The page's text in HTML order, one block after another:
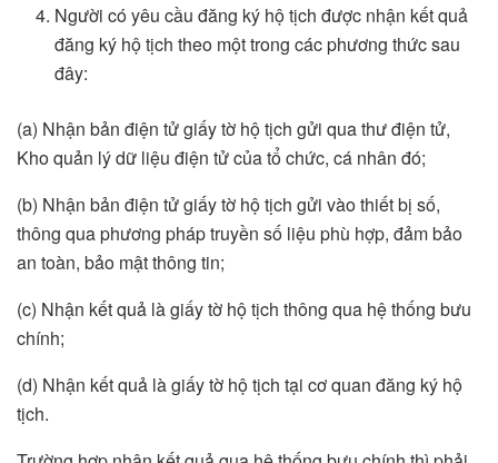
Người có yêu cầu đăng ký hộ tịch được nhận kết quả
đăng ký hộ tịch theo một trong các phương thức sau
đây:
(a) Nhận bản điện tử giấy tờ hộ tịch gửi qua thư điện tử,
Kho quản lý dữ liệu điện tử của tổ chức, cá nhân đó;
(b) Nhận bản điện tử giấy tờ hộ tịch gửi vào thiết bị số,
thông qua phương pháp truyền số liệu phù hợp, đảm bảo
an toàn, bảo mật thông tin;
(c) Nhận kết quả là giấy tờ hộ tịch thông qua hệ thống bưu
chính;
(d) Nhận kết quả là giấy tờ hộ tịch tại cơ quan đăng ký hộ
tịch.